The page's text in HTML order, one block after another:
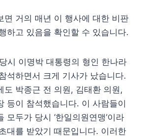
면 거의 매년 이 행사에 대한 비판
하고 있음을 확인할 수 있습니다.
시 이명박 대통령의 형인 한나라
석하면서 크게 기사가 났습니다.
도 박종근 전 의원, 김태환 의원,
등이 참석했습니다. 이 사람들이
모두가 당시 ‘한일의원연맹’이라
대를 받았기 때문입니다. 이러한